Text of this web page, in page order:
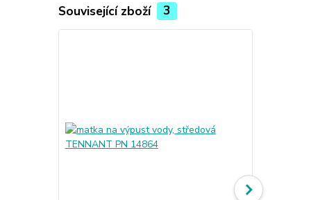
Související zboží 3